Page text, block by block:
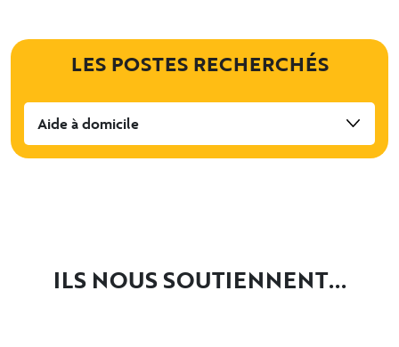
LES POSTES RECHERCHÉS
Aide à domicile
ILS NOUS SOUTIENNENT...